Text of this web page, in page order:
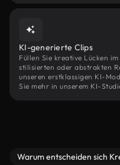
KI-generierte Clips
Füllen Sie kreative Lücken
stilisierten oder abstrakten
unseren erstklassigen KI-
Sie mehr in unserem KI-
Warum entscheiden sich